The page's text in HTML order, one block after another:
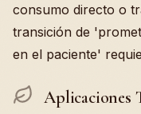
consumo directo o
transición de
en el paciente'
Aplicaciones